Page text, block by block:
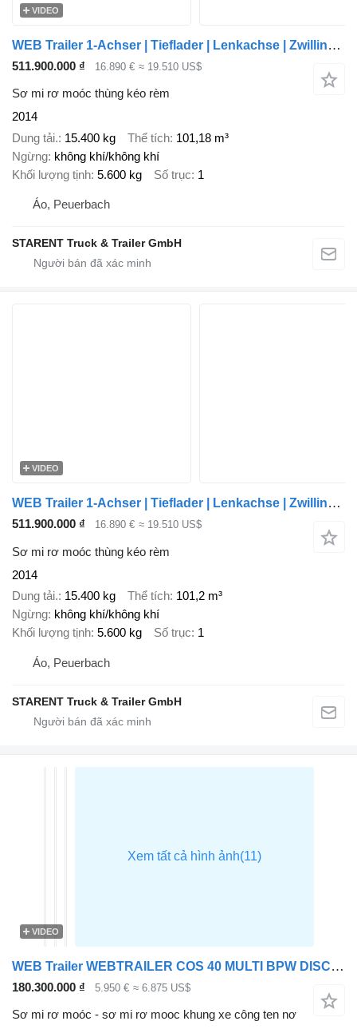
VIDEO
WEB Trailer 1-Achser | Tieflader | Lenkachse | Zwillingsbereift | SAF
511.900.000 ₫ 16.890 € ≈ 19.510 US$
Sơ mi rơ moóc thùng kéo rèm
2014
Dung tải. 15.400 kg Thể tích 101,18 m³
Ngừng không khí/không khí
Khối lượng tịnh 5.600 kg Số trục 1
Áo, Peuerbach
STARENT Truck & Trailer GmbH
VIDEO
WEB Trailer 1-Achser | Tieflader | Lenkachse | Zwillingsbereift | SAF
511.900.000 ₫ 16.890 € ≈ 19.510 US$
Sơ mi rơ moóc thùng kéo rèm
2014
Dung tải. 15.400 kg Thể tích 101,2 m³
Ngừng không khí/không khí
Khối lượng tịnh 5.600 kg Số trục 1
Áo, Peuerbach
STARENT Truck & Trailer GmbH
VIDEO
WEB Trailer WEBTRAILER COS 40 MULTI BPW DISC LIFTA
180.300.000 ₫ 5.950 € ≈ 6.875 US$
Sơ mi rơ moóc - sơ mi rơ mooc khung xe công ten nơ